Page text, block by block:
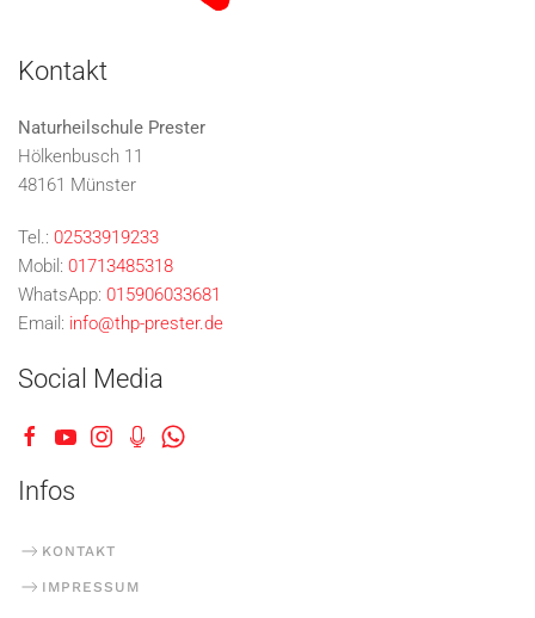
Kontakt
Naturheilschule Prester
Hölkenbusch 11
48161 Münster
Tel.: 02533919233
Mobil: 01713485318
WhatsApp: 015906033681
Email: info@thp-prester.de
Social Media
Infos
KONTAKT
IMPRESSUM